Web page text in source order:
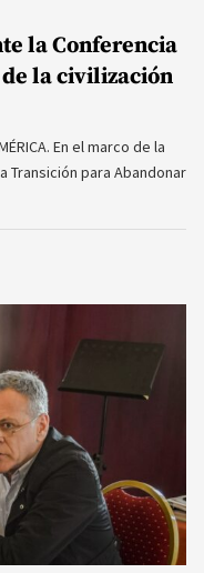
la Conferencia
la civilización
En el marco de la
Transición para Abandonar